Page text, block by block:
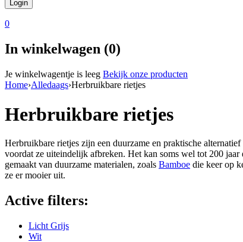
0
In winkelwagen (0)
Je winkelwagentje is leeg Bekijk onze producten
Home›Alledaags›Herbruikbare rietjes
Herbruikbare rietjes
Herbruikbare rietjes zijn een duurzame en praktische
voordat ze uiteindelijk afbreken. Het kan soms wel tot 200
gemaakt van duurzame materialen, zoals Bamboe die keer op
ze er mooier uit.
Active filters:
Licht Grijs
Wit